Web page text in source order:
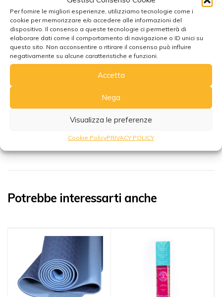
Per fornire le migliori esperienze, utilizziamo tecnologie come i
cookie per memorizzare e/o accedere alle informazioni del
dispositivo. Il consenso a queste tecnologie ci permetterà di
elaborare dati come il comportamento di navigazione o ID unici su
questo sito. Non acconsentire o ritirare il consenso può influire
negativamente su alcune caratteristiche e funzioni.
Accetta
Nega
Visualizza le preferenze
Cookie PolicyPRIVACY POLICY
prendere aria per 2-3 giorni.
Pulire con un panno umido con acqua fredda e sapone
delicato o detergente per tappetini da yoga.
Lasciare asciugare il tappetino disteso.
Conservare il tappetino in un luogo asciutto e fresco,
Non esporre per lunghi periodi di tempo alla luce diretta del
un’auto parcheggiata al sole.
Potrebbe interessarti anche